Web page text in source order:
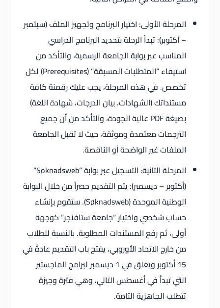
المرحلة الأولى: اختيار البرنامج وتجهيز الملف (سبتمبر
– أكتوبر): تبدأ الرحلة بتحديد البرنامج الدراسي
المناسب عبر بوابة الجامعة الرسمية، والتأكد من
استيفاء “المتطلبات المسبقة” (Prerequisites) لكل
تخصص. في هذه المرحلة، يجب عليك رقمنة كافة
مستنداتك (الشهادات، بيان الدرجات، شهادة اللغة)
بصيغة PDF عالية الجودة، والتأكد من أن جميع
الترجمات معتمدة وموثقة، حيث لا تقبل الجامعة
الملفات غير الواضحة أو الناقصة.
المرحلة الثانية: التسجيل عبر بوابة “Søknadsweb”
(أكتوبر – ديسمبر): يتم التقديم حصراً من خلال البوابة
الوطنية الموحدة (Søknadsweb). ستقوم بإنشاء
حساب شخصي واختيار “جامعة ستافنجر” كوجهة
أولى، ثم رفع المستندات المطلوبة. بالنسبة للطلاب
من خارج الاتحاد الأوروبي، يفتح باب التقديم عادةً في
15 أكتوبر ويغلق في 1 ديسمبر لبرامج الماجستير
التي تبدأ في أغسطس التالي، وهي فترة وجيزة
تتطلب الجاهزية التامة.